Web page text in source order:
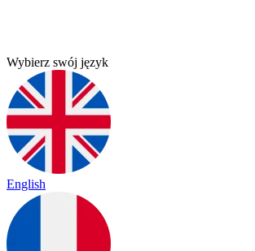
Wybierz swój język
English